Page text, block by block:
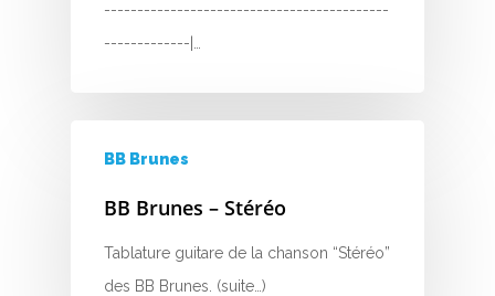
-------------------------------------------
-------------|…
BB Brunes
BB Brunes – Stéréo
Tablature guitare de la chanson “Stéréo”
des BB Brunes. (suite…)